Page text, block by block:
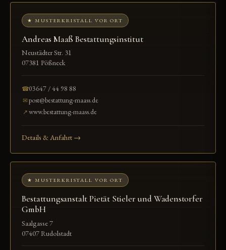
★ MUSTERKRISTALL VOR ORT
Andreas Maaß Bestattungsinstitut
Neustädter Str. 31
07381 Pößneck
☎03647 / 44 98 88
✉post@bestattung-maass.de
↗www.bestattung-maass.de
Details & Anfahrt →
★ MUSTERKRISTALL VOR ORT
Bestattungsanstalt Pietät Stieler und Wadenstorfer
GmbH
Saalgasse 7
07407 Rudolstadt